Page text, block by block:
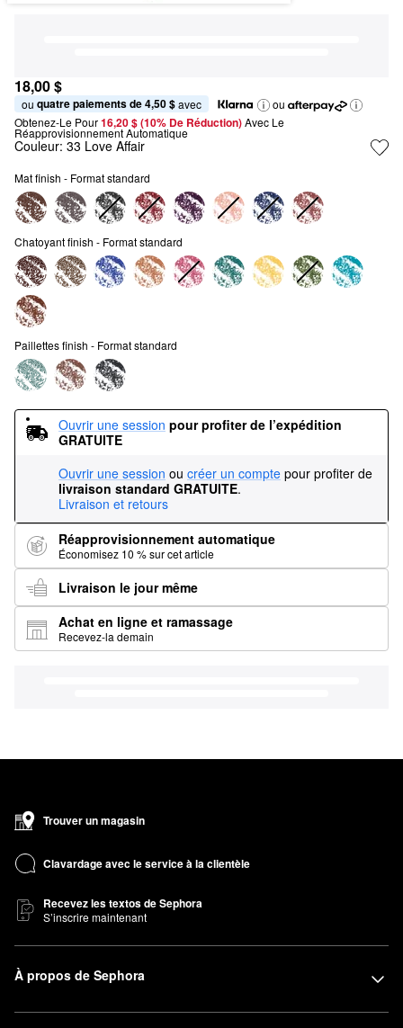
18,00 $
ou quatre paiements de 4,50 $ avec
ou
Obtenez-Le Pour16,20 $ (10% De Réduction) Avec Le
Réapprovisionnement Automatique
Couleur: 33 Love Affair
Mat finish - Format standard
Chatoyant finish - Format standard
Paillettes finish - Format standard
Ouvrir une session pour profiter de l’expédition
GRATUITE
Ouvrir une session ou créer un compte pour profiter de
livraison standard GRATUITE.
Livraison et retours
Réapprovisionnement automatique
Économisez 10 % sur cet article
Livraison le jour même
Achat en ligne et ramassage
Recevez-la demain
Trouver un magasin
Clavardage avec le service à la clientèle
Recevez les textos de Sephora
S’inscrire maintenant
À propos de Sephora